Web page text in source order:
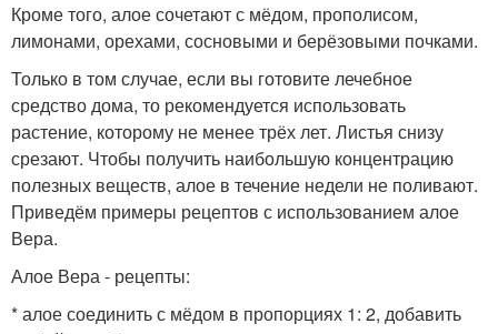
Кроме того, алое сочетают с мёдом, прополисом,
лимонами, орехами, сосновыми и берёзовыми почками.
Только в том случае, если вы готовите лечебное
средство дома, то рекомендуется использовать
растение, которому не менее трёх лет. Листья снизу
срезают. Чтобы получить наибольшую концентрацию
полезных веществ, алое в течение недели не поливают.
Приведём примеры рецептов с использованием алое
Вера.
Алое Вера - рецепты:
* алое соединить с мёдом в пропорциях 1: 2, добавить